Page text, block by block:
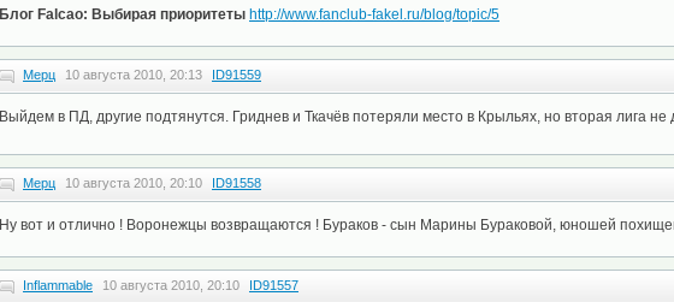
Блог Falcao: Выбирая приоритеты http://www.fanclub-fakel.ru/blog/topic/5
Мерц 10 августа 2010, 20:13 ID91559
Выйдем в ПД, другие подтянутся. Гриднев и Ткачёв потеряли место в Крыльях, но вторая лига не
Мерц 10 августа 2010, 20:10 ID91558
Ну вот и отлично ! Воронежцы возвращаются ! Бураков - сын Марины Бураковой, юношей
Inflammable 10 августа 2010, 20:10 ID91557